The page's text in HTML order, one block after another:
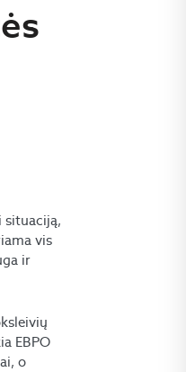
situaciją,
vis
ir
EBPO
o